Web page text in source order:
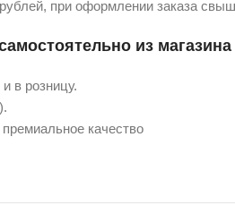
при оформлении заказа
из
в розницу.
качество